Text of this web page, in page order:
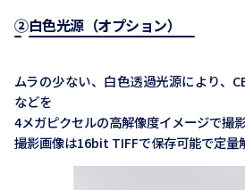
②白色光源（オプション）
ムラの少ない、白色透過光源により、
などを
4メガピクセルの高解像度イメージで撮影
撮影画像は16bit TIFFで保存可能で定量